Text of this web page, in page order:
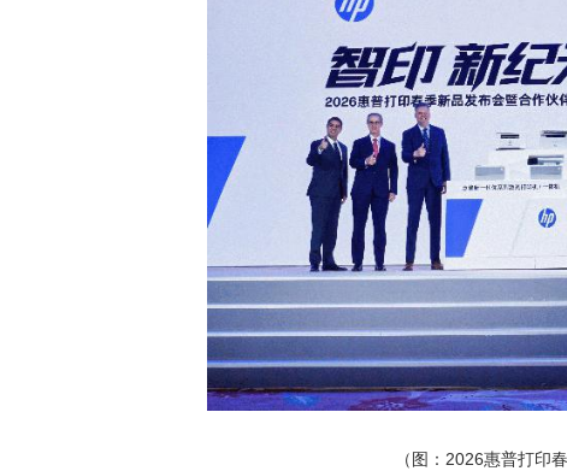
（图：2026惠普打印